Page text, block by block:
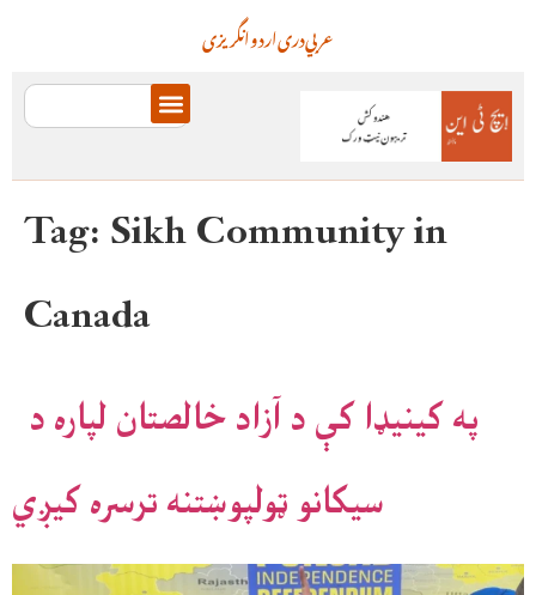
انگریزیاردودریعربي
Tag:Sikh Community in
Canada
سیکانو ټولپوښتنه ترسره کیږي